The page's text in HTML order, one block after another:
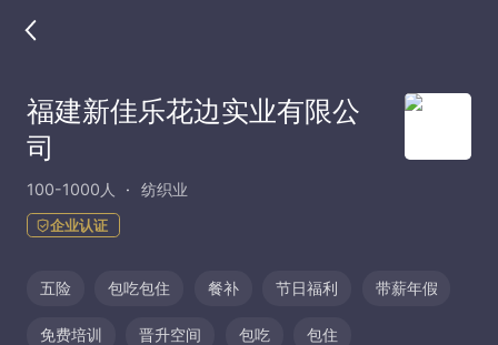
福建新佳乐花边实业有限公
司
100-1000人 纺织业
企业认证
五险 包吃包住 餐补 节日福利 带薪年假
免费培训 晋升空间 包吃 包住